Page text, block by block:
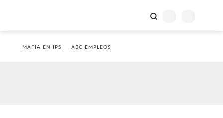
MAFIA EN IPS ABC EMPLEOS